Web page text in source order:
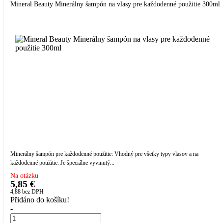
Mineral Beauty Minerálny šampón na vlasy pre každodenné použitie 300ml
Minerálny šampón pre každodenné použitie: Vhodný pre všetky typy vlasov a na
každodenné použitie. Je špeciálne vyvinutý...
Na otázku
5,85 €
4,88 bez DPH
Přidáno do košíku!
-